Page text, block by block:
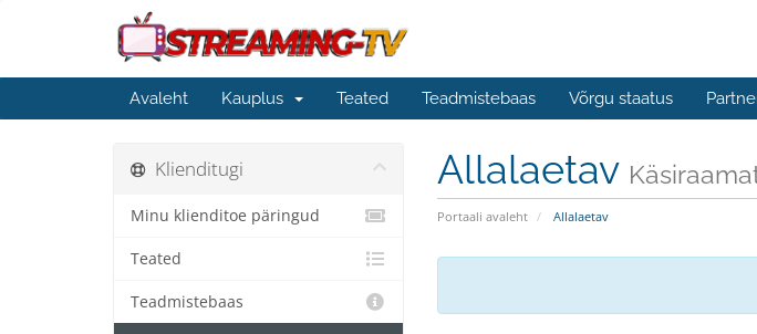
Avaleht Kauplus Teated Teadmistebaas Võrgu staatus
Allalaetav
Portaali avaleht Allalaetav
Klienditugi
Minu klienditoe päringud
Teated
Teadmistebaas